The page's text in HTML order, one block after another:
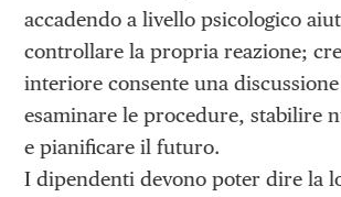
accadendo a livello psicologico
controllare la propria reazione;
interiore consente una
esaminare le procedure, stabilire
e pianificare il futuro.
I dipendenti devono poter dire la